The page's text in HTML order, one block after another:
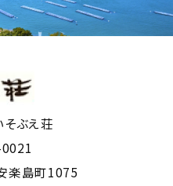
ぶえ荘
楽島町1075